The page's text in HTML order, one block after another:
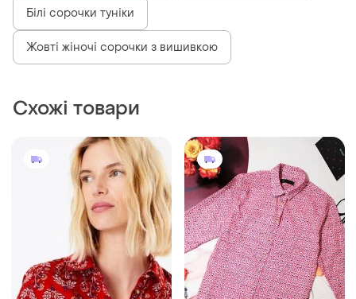
Білі сорочки туніки
Жовті жіночі сорочки з вишивкою
Схожі товари